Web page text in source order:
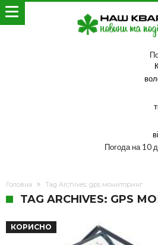
Погода на 10
Головна Tag Archives: gps мониторинг
TAG ARCHIVES: GPS
КОРИСНО